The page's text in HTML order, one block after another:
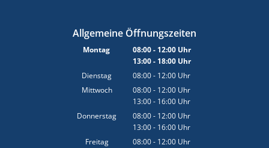
Allgemeine Öffnungszeiten
Montag 08:00- 12:00Uhr
Von 08:00 bis 12:00 Uhr
13:00- 18:00Uhr
Von 13:00 bis 18:00 Uhr
Dienstag 08:00- 12:00 Uhr
Von 08:00 bis 12:00 Uhr
Mittwoch 08:00- 12:00 Uhr
Von 08:00 bis 12:00 Uhr
13:00- 16:00 Uhr
Von 13:00 bis 16:00 Uhr
Donnerstag 08:00- 12:00 Uhr
Von 08:00 bis 12:00 Uhr
13:00- 16:00 Uhr
Von 13:00 bis 16:00 Uhr
Freitag 08:00- 12:00 Uhr